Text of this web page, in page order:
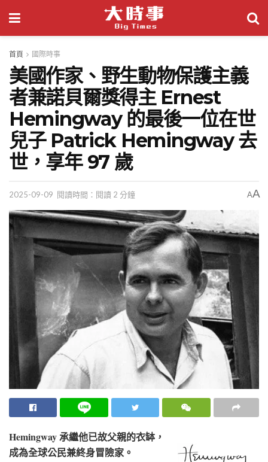
首頁 國際時事
美國作家、野生動物保護主義
者兼諾貝爾獎得主 Ernest
Hemingway 的最後一位在世
兒子 Patrick Hemingway 去
世，享年 97 歲
2025-09-09 閱讀時間：閱讀 2 分鐘 AA
Hemingway 承繼他已故父親的衣缽，
成為全球公民兼終身冒險家。